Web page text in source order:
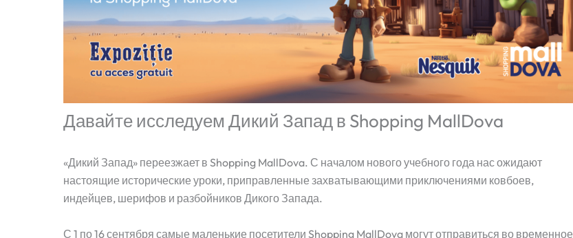
Давайте исследуем Дикий Запад в Shopping MallDova
«Дикий Запад» переезжает в Shopping MallDova. С началом нового учебного года нас ожидают
настоящие исторические уроки, приправленные захватывающими приключениями ковбоев,
индейцев, шерифов и разбойников Дикого Запада.
С 1 по 16 сентября самые маленькие посетители Shopping MallDova могут отправиться во временное